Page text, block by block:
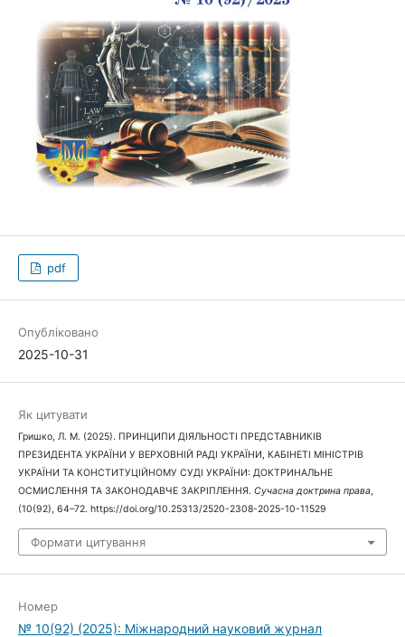
pdf
Опубліковано
2025-10-31
Як цитувати
Гришко, Л. М. (2025). ПРИНЦИПИ ДІЯЛЬНОСТІ ПРЕДСТАВНИКІВ
ПРЕЗИДЕНТА УКРАЇНИ У ВЕРХОВНІЙ РАДІ УКРАЇНИ, КАБІНЕТІ МІНІСТРІВ
УКРАЇНИ ТА КОНСТИТУЦІЙНОМУ СУДІ УКРАЇНИ: ДОКТРИНАЛЬНЕ
ОСМИСЛЕННЯ ТА ЗАКОНОДАВЧЕ ЗАКРІПЛЕННЯ. Сучасна доктрина права,
(10(92), 64–72. https://doi.org/10.25313/2520-2308-2025-10-11529
Формати цитування
Номер
№ 10(92) (2025): Міжнародний науковий журнал